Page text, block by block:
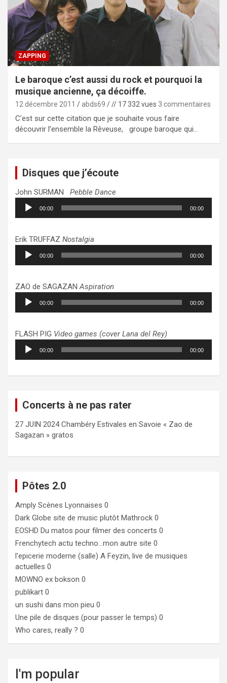
ZAPPING
Le baroque c’est aussi du rock et pourquoi la
musique ancienne, ça décoiffe.
12 décembre 2011 abds69 // 17 332 vues 3 commentaires
C’est sur cette citation que je souhaite vous faire
découvrir l’ensemble la Rêveuse, groupe baroque qui…
Disques que j’écoute
John SURMAN Pebble Dance
Lecteur
audio
00:00 00:00
Erik TRUFFAZ Nostalgia
Lecteur
audio
00:00 00:00
ZAO de SAGAZANAspiration
Lecteur
audio
00:00 00:00
FLASH PIG Video games (cover Lana del Rey)
Lecteur
audio
00:00 00:00
Concerts à ne pas rater
27 JUIN 2024 Chambéry Estivales en Savoie « Zao de
Sagazan » gratos
Pôtes 2.0
Amply Scènes Lyonnaises 0
Dark Globe site de music plutôt Mathrock 0
EOSHD Du matos pour filmer des concerts 0
Frenchytech actu techno…mon autre site 0
l'epicerie moderne (salle) A Feyzin, live de musiques
actuelles 0
MOWNO ex bokson 0
publikart 0
un sushi dans mon pieu 0
Une pile de disques (pour passer le temps) 0
Who cares, really ? 0
I'm popular